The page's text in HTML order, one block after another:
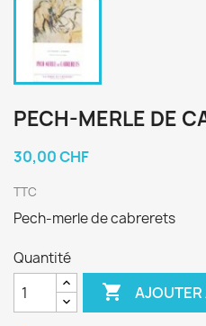
PECH-MERLE DE
30,00 CHF
TTC
Pech-merle de cabrerets
Quantité
 AJOUTER